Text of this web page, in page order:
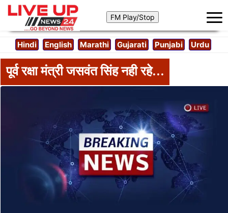
Hindi English Marathi Gujarati Punjabi Urdu
पूर्व रक्षा मंत्री जसवंत सिंह नही रहे…